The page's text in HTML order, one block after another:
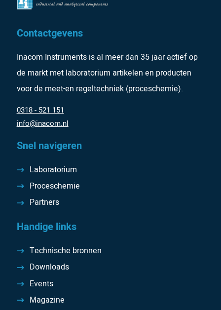
Contactgevens
Inacom Instruments is al meer dan 35 jaar actief op
de markt met laboratorium artikelen en producten
voor de meet-en regeltechniek (proceschemie).
0318 - 521 151
info@inacom.nl
Snel navigeren
Laboratorium
Proceschemie
Partners
Handige links
Technische bronnen
Downloads
Events
Magazine